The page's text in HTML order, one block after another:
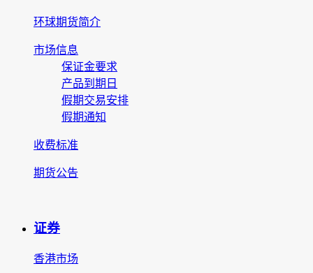
环球期货简介
市场信息
保证金要求
产品到期日
假期交易安排
假期通知
收费标准
期货公告
证券
香港市场